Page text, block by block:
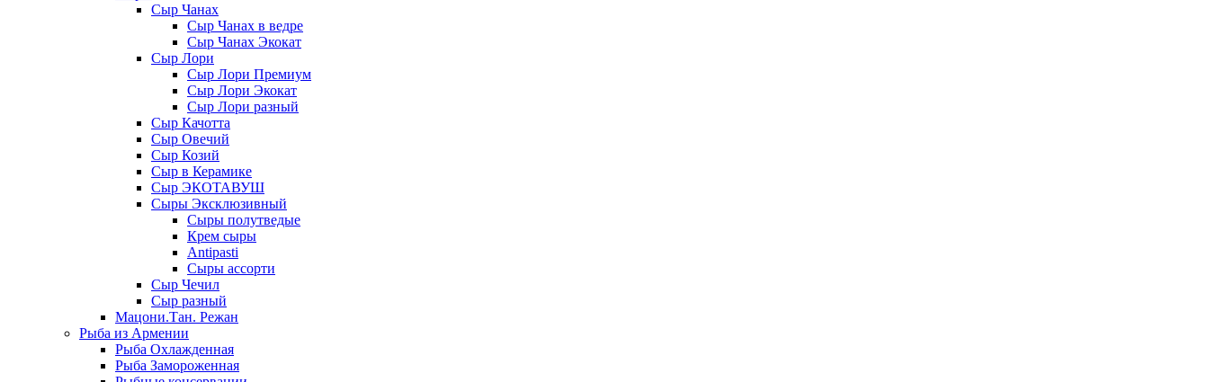
Сыр Чанах
Сыр Чанах в ведре
Сыр Чанах Экокат
Сыр Лори
Сыр Лори Премиум
Сыр Лори Экокат
Сыр Лори разный
Сыр Качотта
Сыр Овечий
Сыр Козий
Сыр в Керамике
Сыр ЭКОТАВУШ
Сыры Эксклюзивный
Сыры полутведые
Крем сыры
Antipasti
Сыры ассорти
Сыр Чечил
Сыр разный
Мацони.Тан. Режан
Рыба из Армении
Рыба Охлажденная
Рыба Замороженная